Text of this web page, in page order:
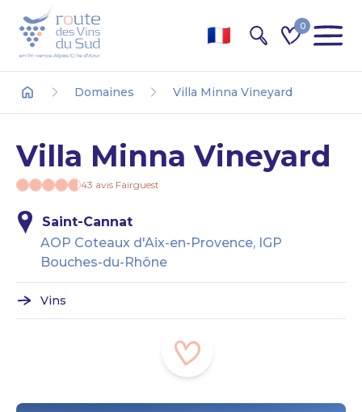
0
Domaines Villa Minna Vineyard
Villa Minna Vineyard
43 avis Fairguest
Saint-Cannat
AOP Coteaux d'Aix-en-Provence, IGP
Bouches-du-Rhône
Vins